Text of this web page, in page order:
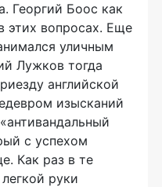
Георгий Боос как
этих вопросах. Еще
уличным
Лужков тогда
английской
изысканий
с успехом
Как раз в те
руки